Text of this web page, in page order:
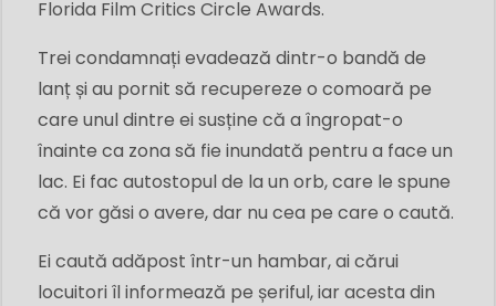
Florida Film Critics Circle Awards.
Trei condamnați evadează dintr-o bandă de
lanț și au pornit să recupereze o comoară pe
care unul dintre ei susține că a îngropat-o
înainte ca zona să fie inundată pentru a face un
lac. Ei fac autostopul de la un orb, care le spune
că vor găsi o avere, dar nu cea pe care o caută.
Ei caută adăpost într-un hambar, ai cărui
locuitori îl informează pe șeriful, iar acesta din